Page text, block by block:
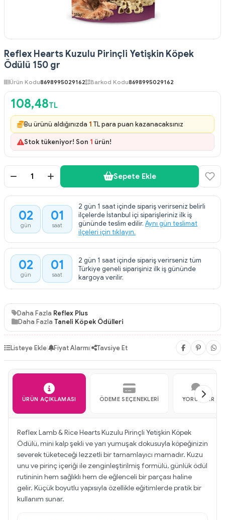
Reflex Hearts Kuzulu Pirinçli Yetişkin Köpek
Ödülü 150 gr
Ürün Kodu8698995029162 Barkod Kodu8698995029162
108,48TL
Bu ürünü aldığınızda 1 TL para puan kazanacaksınız
Stok tükeniyor! Son 1 ürün!
Sepete Ekle
02
gün
01
saat
2 gün 1 saat içinde sipariş verirseniz belirli
ilçelerde İstanbul içi siparişleriniz ilk iş
gününde teslim edilir. Aynı gün teslimat
ilçeleri için tıklayın.
02
gün
01
saat
2 gün 1 saat içinde sipariş verirseniz tüm
Türkiye geneli siparişiniz ilk iş gününde
kargoya verilir.
Daha Fazla Reflex Plus
Daha Fazla Taneli Köpek Ödülleri
Listeye Ekle| Fiyat Alarmı| Tavsiye Et
ÜRÜN AÇIKLAMASI ÖDEME SEÇENEKLERI YORUMLAR
Reflex Lamb & Rice Hearts Kuzulu Pirinçli Yetişkin Köpek
Ödülü, mini kalp şekli ve yarı yumuşak dokusuyla köpeğinizin
severek tüketeceği lezzetli bir tamamlayıcı mamadır. Kuzu
unu ve pirinç içeriği ile zenginleştirilmiş formülü, günlük ödül
rutininin hem sağlıklı hem de eğlenceli bir parçası haline
gelir. Küçük boyutlu yapısıyla özellikle eğitimlerde pratik bir
kullanım sunar.